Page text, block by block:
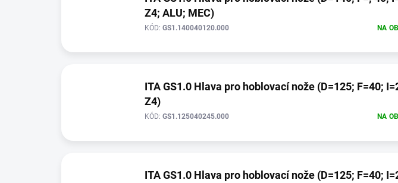
Z4; ALU; MEC)
NA
KÓD: GS1.140040120.000
ITA GS1.0 Hlava pro hoblovací nože (D=125; F=40;
Z4)
NA
KÓD: GS1.125040245.000
ITA GS1.0 Hlava pro hoblovací nože (D=125; F=40;